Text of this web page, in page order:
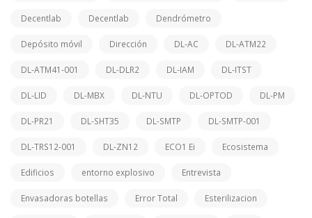
Decentlab Decentlab Dendrómetro
Depósito móvil Dirección DL-AC DL-ATM22
DL-ATM41-001 DL-DLR2 DL-IAM DL-ITST
DL-LID DL-MBX DL-NTU DL-OPTOD DL-PM
DL-PR21 DL-SHT35 DL-SMTP DL-SMTP-001
DL-TRS12-001 DL-ZN12 ECO1 Ei Ecosistema
Edificios entorno explosivo Entrevista
Envasadoras botellas Error Total Esterilizacion